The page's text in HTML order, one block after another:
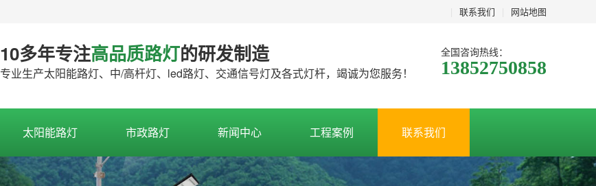
联系我们 网站地图
10多年专注高品质路灯的研发制造
专业生产太阳能路灯、中/高杆灯、led路灯、交通信号灯及各式灯杆，竭诚为您服务！
全国咨询热线：
13852750858
太阳能路灯 市政路灯 新闻中心 工程案例 联系我们